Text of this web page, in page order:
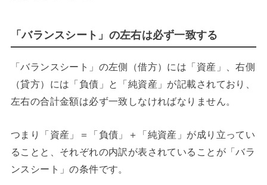
「バランスシート」の左右は必ず一致する
「バランスシート」の左側（借方）には「資産」、右側
（貸方）には「負債」と「純資産」が記載されており、
左右の合計金額は必ず一致しなければなりません。
つまり「資産」＝「負債」＋「純資産」が成り立ってい
ることと、それぞれの内訳が表されていることが「バラ
ンスシート」の条件です。